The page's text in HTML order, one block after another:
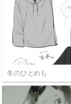
冬のひとめも